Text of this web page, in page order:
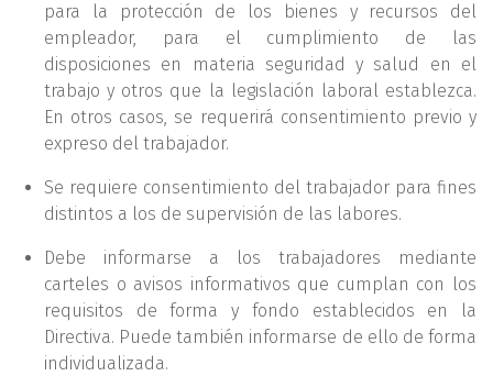
para la protección de los bienes y recursos del
empleador, para el cumplimiento de las
disposiciones en materia seguridad y salud en el
trabajo y otros que la legislación laboral establezca.
En otros casos, se requerirá consentimiento previo y
expreso del trabajador.
Se requiere consentimiento del trabajador para fines
distintos a los de supervisión de las labores.
Debe informarse a los trabajadores mediante
carteles o avisos informativos que cumplan con los
requisitos de forma y fondo establecidos en la
Directiva. Puede también informarse de ello de forma
individualizada.